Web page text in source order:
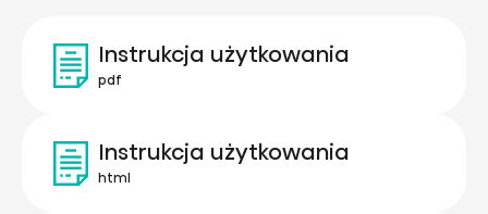
Instrukcja użytkowania
pdf
Instrukcja użytkowania
html